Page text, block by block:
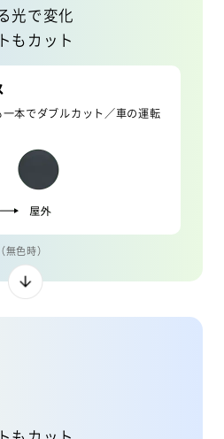
光で変化
もカット
本でダブルカット／車の運転
色時）